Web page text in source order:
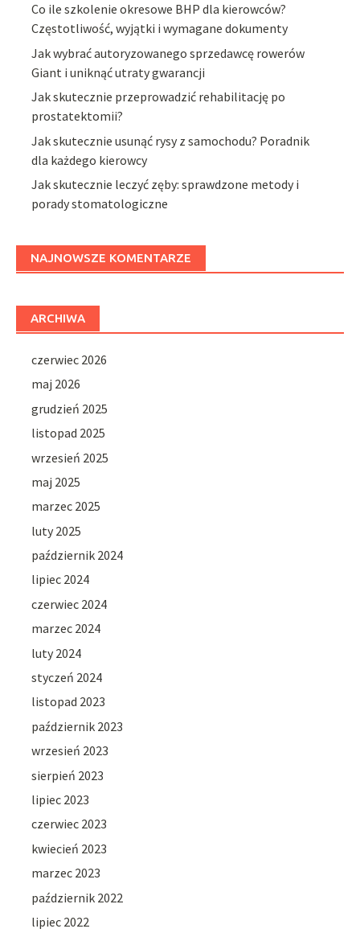
Co ile szkolenie okresowe BHP dla kierowców?
Częstotliwość, wyjątki i wymagane dokumenty
Jak wybrać autoryzowanego sprzedawcę rowerów
Giant i uniknąć utraty gwarancji
Jak skutecznie przeprowadzić rehabilitację po
prostatektomii?
Jak skutecznie usunąć rysy z samochodu? Poradnik
dla każdego kierowcy
Jak skutecznie leczyć zęby: sprawdzone metody i
porady stomatologiczne
NAJNOWSZE KOMENTARZE
ARCHIWA
czerwiec 2026
maj 2026
grudzień 2025
listopad 2025
wrzesień 2025
maj 2025
marzec 2025
luty 2025
październik 2024
lipiec 2024
czerwiec 2024
marzec 2024
luty 2024
styczeń 2024
listopad 2023
październik 2023
wrzesień 2023
sierpień 2023
lipiec 2023
czerwiec 2023
kwiecień 2023
marzec 2023
październik 2022
lipiec 2022